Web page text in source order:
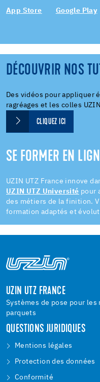
App Store Google Play
DÉCOUVRIR NOS
Des vidéos pour appliquer
ragréages et les colles
CLIQUEZ ICI
SE FORMER EN
UZIN UTZ France innove
UZIN UTZ Université pour
des métiers de la finition.
formation adaptés et
UZIN UTZ FRANCE
Systèmes de pose pour
parquets
QUESTIONS JURIDIQUES
Mentions légales
Protection des données
Conformité